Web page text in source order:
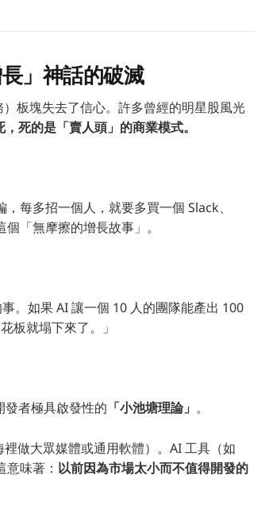
」神話的破滅
板塊失去了信心。許多曾經的明星股風光
死的是「賣人頭」的商業模式。
每多招一個人，就要多買一個 Slack、
「無摩擦的增長故事」。
。如果 AI 讓一個 10 人的團隊能產出 100
板就塌下來了。」
者極具啟發性的 「小池塘理論」 。
做大眾媒體或通用軟體）。AI 工具（如
味著： 以前因為市場太小而不值得開發的